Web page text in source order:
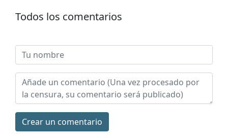
Todos los comentarios
Сrear un comentario